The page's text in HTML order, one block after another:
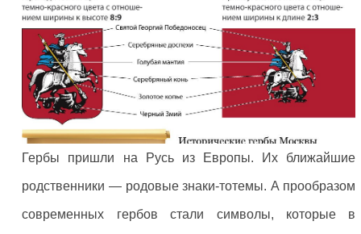
Гербы пришли на Русь из Европы. Их ближайшие
родственники — родовые знаки-тотемы. А прообразом
современных гербов стали символы, которые в